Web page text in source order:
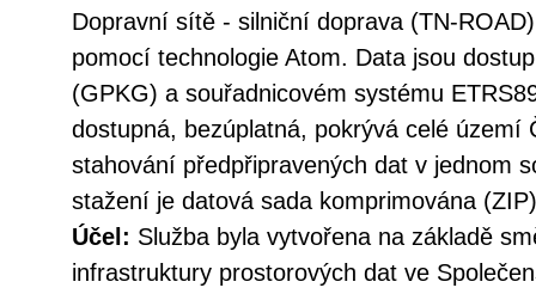
Dopravní sítě - silniční doprava (TN-
pomocí technologie Atom. Data jsou
(GPKG) a souřadnicovém systému
dostupná, bezúplatná, pokrývá celé území
stahování předpřipravených dat v jednom
stažení je datová sada komprimována
Účel: Služba byla vytvořena na základě
infrastruktury prostorových dat ve